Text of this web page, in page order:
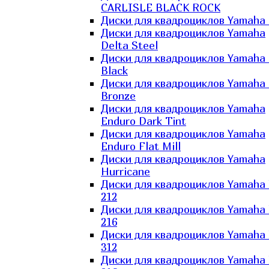
CARLISLE BLACK ROCK
Диски для квадроциклов Yamaha
Диски для квадроциклов Yamaha
Delta Steel
Диски для квадроциклов
Black
Диски для квадроциклов
Bronze
Диски для квадроциклов Yamaha
Enduro Dark Tint
Диски для квадроциклов Yamaha
Enduro Flat Mill
Диски для квадроциклов Yamaha
Hurricane
Диски для квадроциклов
212
Диски для квадроциклов
216
Диски для квадроциклов
312
Диски для квадроциклов